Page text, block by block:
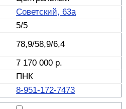
Советский, 63а
5/5
78,9/58,9/6,4
7 170 000 р.
ПНК
8-951-172-7473